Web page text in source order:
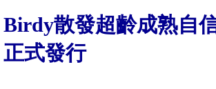
Birdy散發超齡成熟自
正式發行